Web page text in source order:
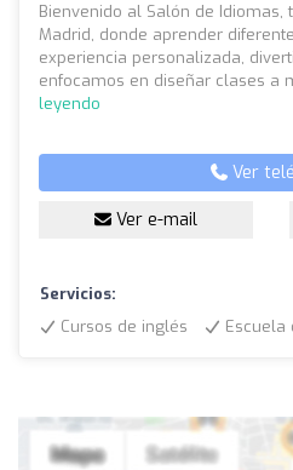
Bienvenido al Salón de Idiomas,
Madrid, donde aprender
experiencia personalizada,
enfocamos en diseñar clases a
leyendo
Ver
Ver e-mail
Servicios:
Cursos de inglés
Escuela